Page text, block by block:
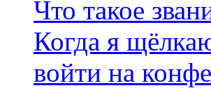
Что такое
Когда я
войти на